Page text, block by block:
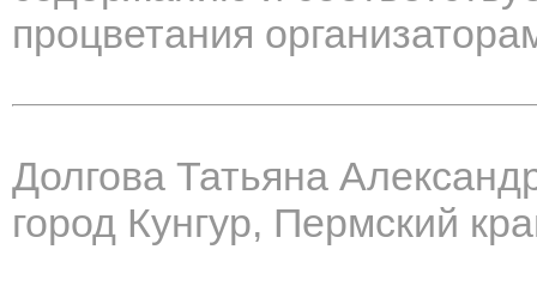
процветания
Долгова Татьяна
город Кунгур, Пермский